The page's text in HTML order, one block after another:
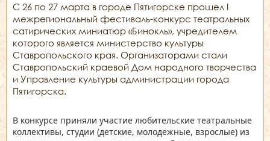
С 26 по 27 марта в городе Пятигорске прошел I
межрегиональный фестиваль-конкурс театральных
сатирических миниатюр «Бинокль», учредителем
которого является министерство культуры
Ставропольского края. Организаторами стали
Ставропольский краевой Дом народного творчества
и Управление культуры администрации города
Пятигорска.
В конкурсе приняли участие любительские театральные
коллективы, студии (детские, молодежные, взрослые) из